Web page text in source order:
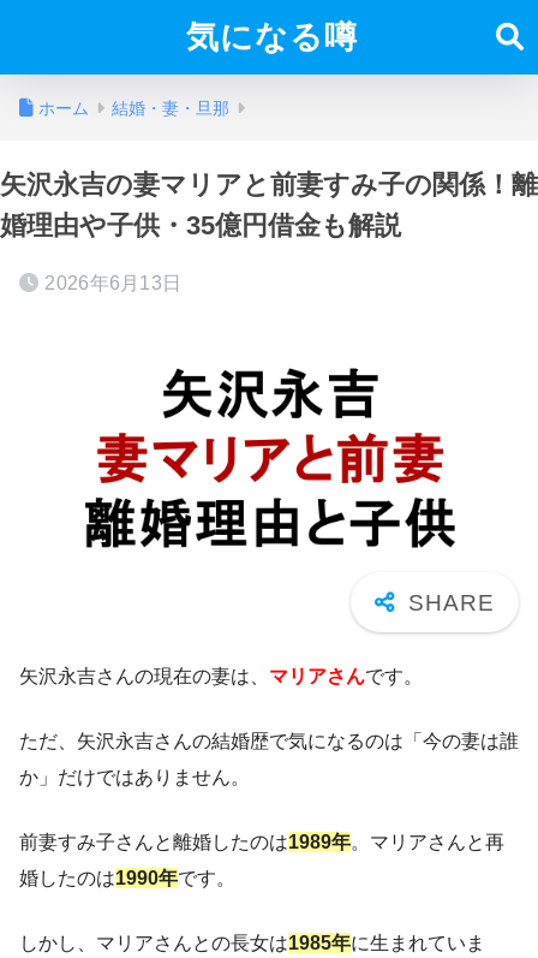
気になる噂
ホーム 結婚・妻・旦那
矢沢永吉の妻マリアと前妻すみ子の関係！離
婚理由や子供・35億円借金も解説
2026年6月13日
矢沢永吉さんの現在の妻は、 マリアさんです。
ただ、矢沢永吉さんの結婚歴で気になるのは「今の妻は誰
か」だけではありません。
前妻すみ子さんと離婚したのは1989年。マリアさんと再
婚したのは1990年です。
しかし、マリアさんとの長女は1985年に生まれていま